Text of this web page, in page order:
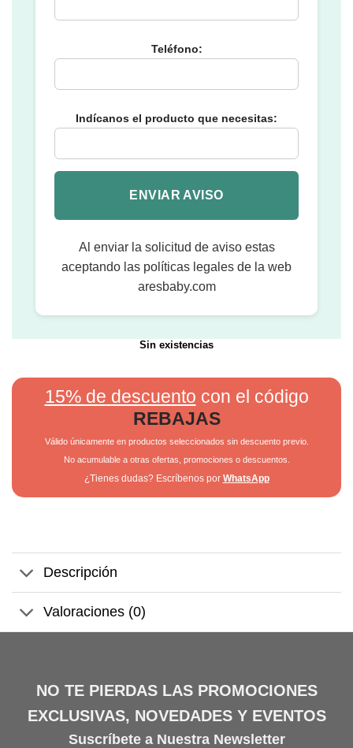
Teléfono:
Indícanos el producto que necesitas:
Al enviar la solicitud de aviso estas
aceptando las políticas legales de la web
aresbaby.com
Sin existencias
15% de descuento con el código
REBAJAS
Válido únicamente en productos seleccionados sin descuento previo.
No acumulable a otras ofertas, promociones o descuentos.
¿Tienes dudas? Escríbenos por WhatsApp
Descripción
Valoraciones (0)
NO TE PIERDAS LAS PROMOCIONES
EXCLUSIVAS, NOVEDADES Y EVENTOS
Suscríbete a Nuestra Newsletter